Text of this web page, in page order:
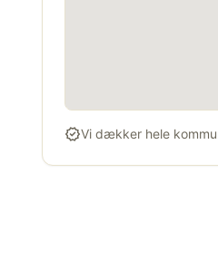
verifiedVi dækker hele